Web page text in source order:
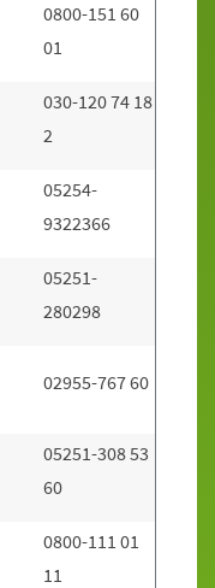
0800-151 60
01
030-120 74 18
2
05254-
9322366
05251-
280298
02955-767 60
05251-308 53
60
0800-111 01
11